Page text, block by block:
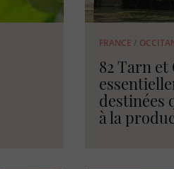
FRANCE /
82 Tarn
destinées
à la